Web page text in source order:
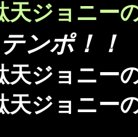
天ジョニー
ンポ！！
天ジョニー
天ジョニー